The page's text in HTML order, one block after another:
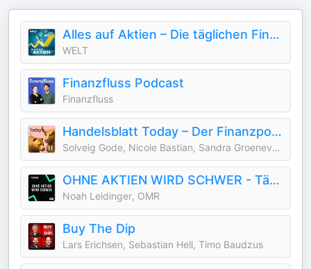
Alles auf Aktien – Die täglichen Finanzen-News
WELT
Finanzfluss Podcast
Finanzfluss
Handelsblatt Today – Der Finanzpodcast mit News zu Börse, Aktien und Geldanlage
Solveig Gode, Nicole Bastian, Sandra Groeneveld, Nele Dohmen, Anis Mičijević, Ben Mendelson, Aileen Bunte
OHNE AKTIEN WIRD SCHWER - Tägliche Börsen-News
Noah Leidinger, OMR
Buy The Dip
Lars Erichsen, Sebastian Hell, Timo Baudzus